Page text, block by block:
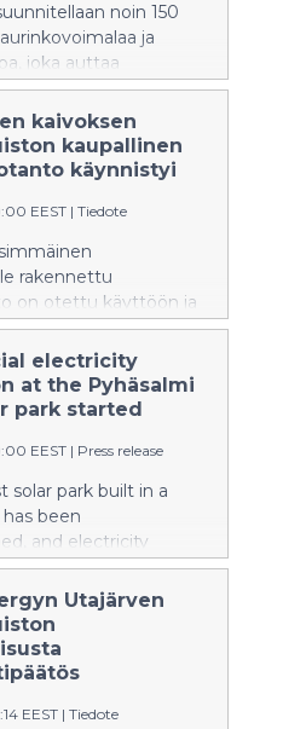
noin 150
ja
joka auttaa
kaivoksen
kaupallinen
käynnistyi
EEST | Tiedote
rakennettu
on otettu käyttöön ja
käynnistyi 4.6.2025.
on Skarta Energyn ja
Oy:n yhteishanke.
rakennettiin kaivoksen
altaalle.
electricity
at the Pyhäsalmi
park started
EEST | Press release
solar park built in a
been
and electricity
on 4 June 2025.
is a joint project of
and Solarigo Systems
park was built on the
and filled
Utajärven
EEST | Tiedote